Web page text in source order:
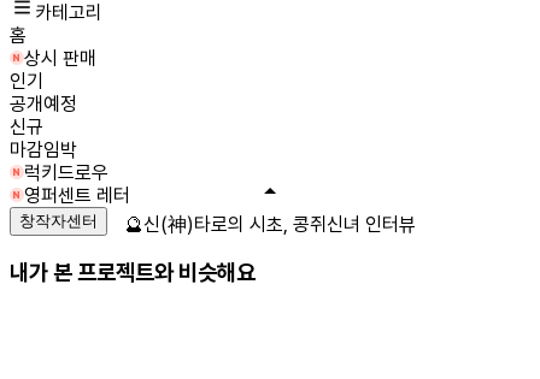
카테고리
홈
상시 판매
인기
공개예정
신규
마감임박
럭키드로우
영퍼센트 레터
창작자센터
내가 본 프로젝트와 비슷해요
🔮신(神)타로의 시초, 콩쥐신녀 인터뷰